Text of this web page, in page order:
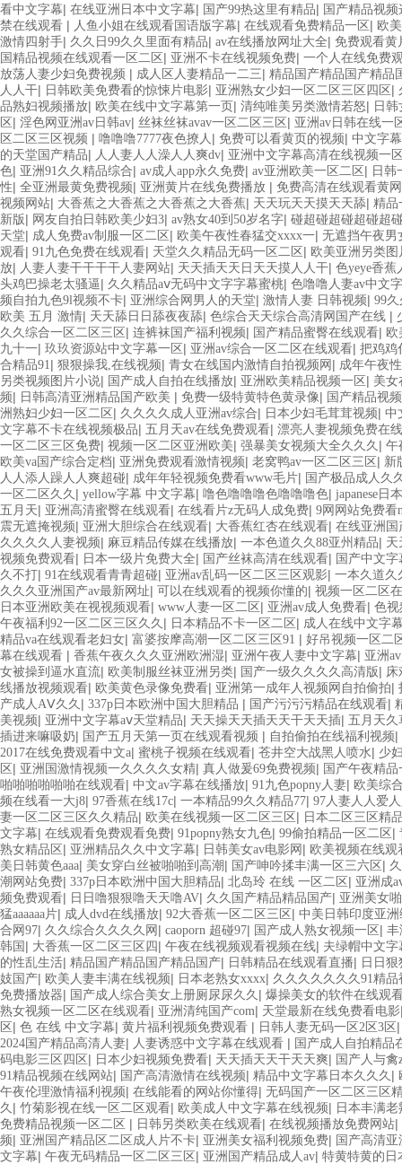
看中文字幕| 在线亚洲日本中文字幕| 国产99热这里有精品| 国产精品视
禁在线观看 | 人鱼小姐在线观看国语版字幕| 在线观看免费精品一区 | 欧
激情四射手| 久久日99久久里面有精品| av在线播放网址大全| 免费观看黄
国精品视频在线观看一区二区 | 亚洲不卡在线视频免费| 一个人在线免费
放荡人妻少妇免费视频 | 成人区人妻精品一二三| 精品国产精品国产精品
人人干| 日韩欧美免费看的惊悚片电影| 亚洲熟女少妇一区二区三区四区 |
品熟妇视频播放| 欧美在线中文字幕第一页 | 清纯唯美另类激情若怒| 日
区 | 淫色网亚洲av日韩av| 丝袜丝袜avav一区二区三区 | 亚洲av日韩在线一
区二区三区视频 | 噜噜噜7777夜色撩人 | 免费可以看黄页的视频| 中文字
的天堂国产精品| 人人妻人人澡人人爽dv| 亚洲中文字幕高清在线视频一
色| 亚洲91久久精品综合| av成人app永久免费| av亚洲欧美一区二区 | 日韩
性| 全亚洲最黄免费视频| 亚洲黄片在线免费播放 | 免费高清在线观看黄
视频网站| 大香蕉之大香蕉之大香蕉之大香蕉| 天天玩天天摸天天舔| 精品
新版 | 网友自拍日韩欧美少妇3| av熟女40到50岁名字| 碰超碰超碰超碰超
天堂| 成人免费av制服一区二区 | 欧美午夜性春猛交xxxx一| 无遮挡午夜男
观看| 91九色免费在线观看| 天堂久久精品无码一区二区 | 欧美亚洲另类图
放| 人妻人妻干干干干人妻网站| 天天插天天日天天摸人人干| 色yeye香蕉
头鸡巴操老太骚逼 | 久久精品aⅴ无码中文字字幕蜜桃| 色噜噜人妻av中文
频自拍九色9l视频不卡| 亚洲综合网男人的天堂| 激情人妻 日韩视频| 99
欧美 五月 激情| 天天舔日日舔夜夜舔| 色综合天天综合高清网国产在线 |
久久综合一区二区三区 | 连裤袜国产福利视频| 国产精品蜜臀在线观看|
九十一| 玖玖资源站中文字幕一区 | 亚洲av综合一区二区在线观看| 把鸡鸡
合精品91| 狠狠操我,在线视频| 青女在线国内激情自拍视频网 | 成年午夜
另类视频图片小说| 国产成人自拍在线播放| 亚洲欧美精品视频一区 | 美女
频| 日韩高清亚洲精品国产欧美 | 免费一级特黄特色黄录像| 国产精品视
洲熟妇少妇一区二区 | 久久久久成人亚洲av综合| 日本少妇毛茸茸视频| 中
文字幕不卡在线视频极品| 五月天av在线免费观看| 漂亮人妻视频免费在
一区二区三区免费| 视频一区二区亚洲欧美| 强暴美女视频大全久久久 | 午
欧美va国产综合定档| 亚洲免费观看激情视频| 老窝鸭av一区二区三区 | 新
人人添人躁人人爽超碰| 成年年轻视频免费看www毛片| 国产极品成人久
一区二区久久 | yellow字幕 中文字幕| 噜色噜噜噜色噜噜噜色| japanese日
五月天| 亚洲高清蜜臀在线观看| 在线看片z无码人成免费| 9网网站免费看
震无遮掩视频| 亚洲大胆综合在线观看| 大香蕉红杏在线观看| 在线亚洲国
久久久久人妻视频| 麻豆精品传媒在线播放| 一本色道久久88亚州精品| 天
视频免费观看| 日本一级片免费大全| 国产丝袜高清在线观看| 国产中文字
久不打| 91在线观看青青超碰| 亚洲av乱码一区二区三区观影| 一本久道久
久久久亚洲国产av最新网址| 可以在线观看的视频你懂的| 视频一区二区
日本亚洲欧美在视视频观看| www人妻一区二区 | 亚洲av成人免费看| 色视
午夜福利92一区二区三区久久 | 日本精品不卡一区二区 | 成人在线中文字
精品va在线观看老妇女| 富婆按摩高潮一区二区三区91 | 好吊视频一区二
幕在线观看 | 香蕉午夜久久久亚洲欧洲湿| 亚洲午夜人妻中文字幕| 亚洲
女被操到逼水直流| 欧美制服丝袜亚洲另类| 国产一级久久久久高清版 | 床
线播放视频观看| 欧美黄色录像免费看| 亚洲第一成年人视频网自拍偷拍|
产成人AⅤ久久 | 337p日本欧洲中国大胆精品 | 国产污污污精品在线观看|
美视频| 亚洲中文字幕aⅴ天堂精品| 天天操天天插天天干天天插| 五月天久
插进来嘛吸奶| 国产五月天第一页在线观看视频 | 自拍偷拍在线福利视频|
2017在线免费观看中文a| 蜜桃子视频在线观看| 苍井空大战黑人喷水| 少
区 | 亚洲国激情视频一久久久久女精| 真人做爰69免费视频| 国产午夜精
啪啪啪啪啪啪在线观看| 中文av字幕在线播放| 91九色popny人妻| 欧美综
频在线看一大j8| 97香蕉在线17c| 一本精品99久久精品77| 97人妻人人爱
妻一区二区三区久久精品| 欧美在线视频一区二区三区 | 日本二区三区精
文字幕| 在线观看免费观看免费| 91popny熟女九色| 99偷拍精品一区二区 |
熟女精品区 | 亚洲精品久久中文字幕| 日韩美女av电影网 | 欧美视频在线
美日韩黄色aaa| 美女穿白丝被啪啪到高潮| 国产呻吟揉丰满一区三六区 |
潮网站免费| 337p日本欧洲中国大胆精品| 北岛玲 在线 一区二区 | 亚洲成
频免费观看| 日日噜狠狠噜天天噜AV| 久久国产精品精品国产| 亚洲美女
猛aaaaaa片| 成人dvd在线播放| 92大香蕉一区二区三区 | 中美日韩印度亚
合网97| 久久综合久久久久网 | caoporn 超碰97| 国产成人熟女视频一区 | 丰
韩国 | 大香蕉一区二区三区四 | 午夜在线视频观看视频在线| 夫绿帽中文字
的性乱生活| 精品国产精品国产精品国产| 日韩精品在线观看直播| 日日
妓国产| 欧美人妻丰满在线视频| 日本老熟女xxxx| 久久久久久久久91精品
免费播放器| 国产成人综合美女上册厕尿尿久久 | 爆操美女的软件在线观
熟女视频一区二区在线观看| 亚洲清纯国产com| 天堂最新在线免费看电影
区 | 色 在线 中文字幕| 黄片福利视频免费观看 | 日韩人妻无码一区2区3区
2024国产精品高清人妻| 人妻诱惑中文字幕在线观看 | 国产成人自拍精品
码电影三区四区 | 日本少妇视频免费看| 天天插天天干天天爽| 国产人与
91精品视频在线网站| 国产高清激情在线视频| 精品中文字幕日本久久久 |
午夜伦理激情福利视频| 在线能看的网站你懂得| 无码国产一区二区三区
久 | 竹菊影视在线一区二区观看| 欧美成人中文字幕在线视频| 日本丰满
免费精品视频一区二区 | 日韩另类欧美在线观看| 在线视频播放免费网站|
频| 亚洲国产精品区二区成人片不卡| 亚洲美女福利视频免费| 国产高清
文字幕| 午夜无码精品一区二区三区 | 亚洲国产精品成人av| 特黄特黄的日